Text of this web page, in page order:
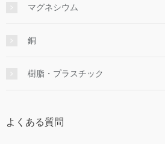
マグネシウム
銅
樹脂・プラスチック
よくある質問